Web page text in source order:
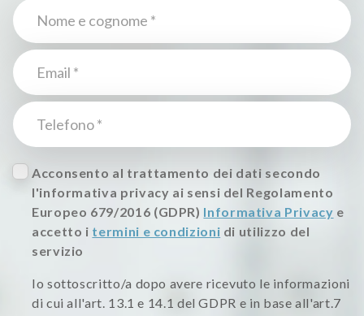
Acconsento al trattamento dei dati secondo
l'informativa privacy ai sensi del Regolamento
Europeo 679/2016 (GDPR) Informativa Privacy e
accetto i termini e condizioni di utilizzo del
servizio
Io sottoscritto/a dopo avere ricevuto le informazioni
di cui all'art. 13.1 e 14.1 del GDPR e in base all'art.7